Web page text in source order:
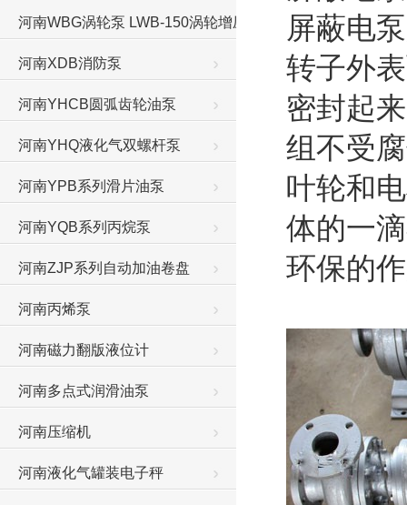
河南WBG涡轮泵 LWB-150涡轮增压泵
河南XDB消防泵
河南YHCB圆弧齿轮油泵
河南YHQ液化气双螺杆泵
河南YPB系列滑片油泵
河南YQB系列丙烷泵
河南ZJP系列自动加油卷盘
河南丙烯泵
河南磁力翻版液位计
河南多点式润滑油泵
河南压缩机
河南液化气罐装电子秤
屏蔽电
转子外
密封起
组不受
叶轮和
体的一
环保的